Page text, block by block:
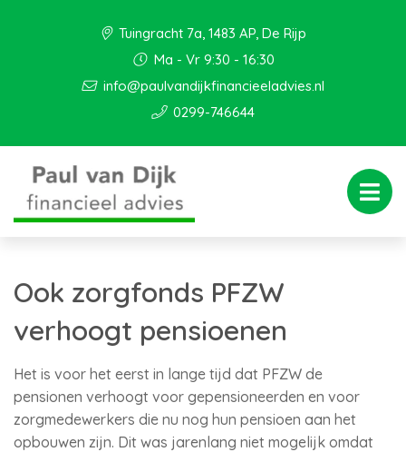
Tuingracht 7a, 1483 AP, De Rijp
Ma - Vr 9:30 - 16:30
info@paulvandijkfinancieeladvies.nl
0299-746644
Ook zorgfonds PFZW
verhoogt pensioenen
Het is voor het eerst in lange tijd dat PFZW de
pensionen verhoogt voor gepensioneerden en voor
zorgmedewerkers die nu nog hun pensioen aan het
opbouwen zijn. Dit was jarenlang niet mogelijk omdat